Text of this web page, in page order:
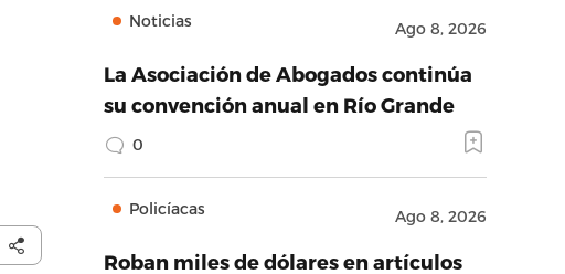
Noticias Ago 8, 2026
La Asociación de Abogados continúa
su convención anual en Río Grande
0
Policíacas Ago 8, 2026
Roban miles de dólares en artículos